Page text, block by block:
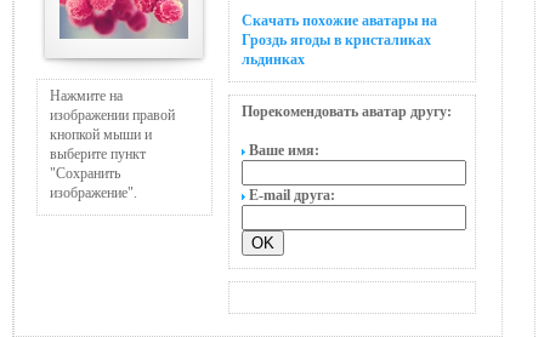
Нажмите на
изображении правой
кнопкой мыши и
выберите пункт
"Сохранить
изображение".
Скачать похожие аватары на
Гроздь ягоды в кристаликах
льдинках
Порекомендовать аватар другу:
Ваше имя:
E-mail друга: